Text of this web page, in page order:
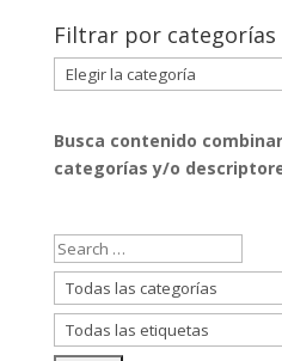
Filtrar por categorías
Filtrar
por
Busca contenido
categorías y/o